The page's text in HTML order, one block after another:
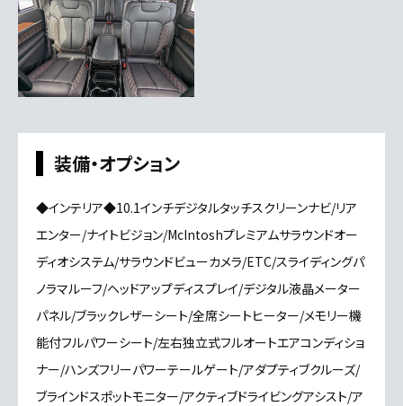
装備・オプション
◆インテリア◆10.1インチデジタルタッチスクリーンナビ/リア
エンター/ナイトビジョン/McIntoshプレミアムサラウンドオー
ディオシステム/サラウンドビューカメラ/ETC/スライディングパ
ノラマルーフ/ヘッドアップディスプレイ/デジタル液晶メーター
パネル/ブラックレザーシート/全席シートヒーター/メモリー機
能付フルパワーシート/左右独立式フルオートエアコンディショ
ナー/ハンズフリーパワーテールゲート/アダプティブクルーズ/
ブラインドスポットモニター/アクティブドライビングアシスト/ア